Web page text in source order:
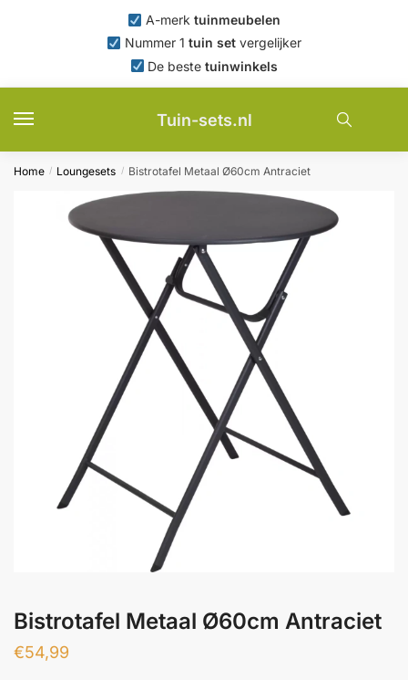
A-merk tuinmeubelen
Nummer 1 tuin set vergelijker
De bestetuinwinkels
Tuin-sets.nl
Home / Loungesets / Bistrotafel Metaal Ø60cm Antraciet
Bistrotafel Metaal Ø60cm Antraciet
€54,99